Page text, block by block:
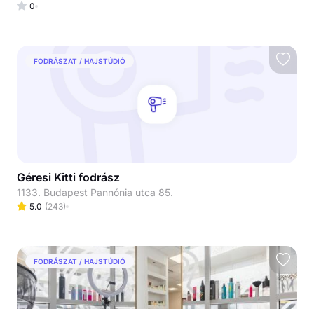
0
FODRÁSZAT / HAJSTÚDIÓ
Géresi Kitti fodrász
1133. Budapest Pannónia utca 85.
5.0 (243)
FODRÁSZAT / HAJSTÚDIÓ